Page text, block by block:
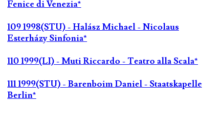
Fenice di Venezia*
109 1998(STU) - Halász Michael - Nicolaus
Esterházy Sinfonia*
110 1999(LI) - Muti Riccardo - Teatro alla Scala*
111 1999(STU) - Barenboim Daniel - Staatskapelle
Berlin*